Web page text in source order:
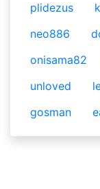
plidezus
neo886
onisama82
unloved
gosman